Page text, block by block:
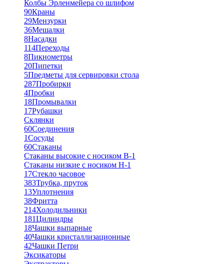
Колбы Эрленмейера со шлифом
90Краны
29Мензурки
36Мешалки
8Насадки
114Переходы
8Пикнометры
20Пипетки
5Предметы для сервировки стола
287Пробирки
4Пробки
18Промывалки
17Рубашки
Склянки
60Соединения
1Сосуды
60Стаканы
Стаканы высокие с носиком В-1
Стаканы низкие с носиком Н-1
17Стекло часовое
383Трубка, пруток
13Уплотнения
38Фритта
214Холодильники
181Цилиндры
18Чашки выпарные
40Чашки кристаллизационные
42Чашки Петри
Эксикаторы